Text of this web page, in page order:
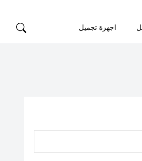
اجهزة تجميل